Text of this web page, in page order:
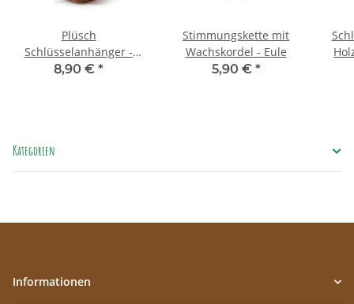
Plüsch
Schlüsselanhänger -
braune Eule
8,90 € *
Stimmungskette mit
Wachskordel - Eule
5,90 € *
Kategorien
Informationen